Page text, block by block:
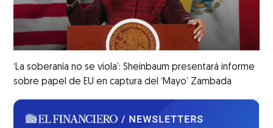
‘La soberanía no se viola’: Sheinbaum presentará informe
sobre papel de EU en captura del ‘Mayo’ Zambada